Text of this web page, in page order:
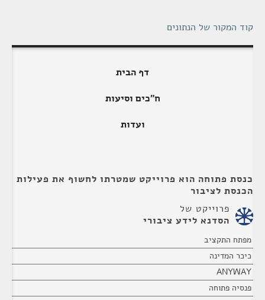
קוד המקור של הנתונים
דף הבית
ח"כים וסיעות
ועדות
כנסת פתוחה הוא פרוייקט שמטרתו לחשוף את פעילות
הכנסת לציבור
פרוייקט של
הסדנא לידע ציבורי
מפתח התקציב
כיכר המדינה
ANYWAY
פנסיה פתוחה